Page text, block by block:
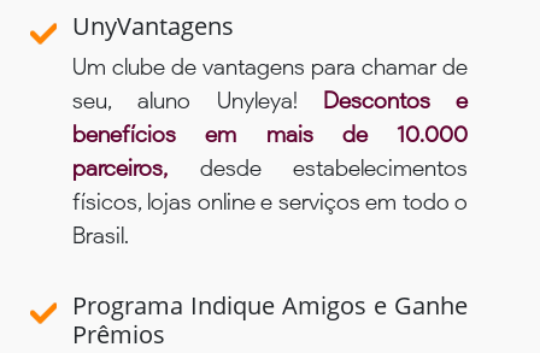
UnyVantagens
Um clube de vantagens para chamar de
seu, aluno Unyleya! Descontos e
benefícios em mais de 10.000
parceiros, desde estabelecimentos
físicos, lojas online e serviços em todo o
Brasil.
Programa Indique Amigos e Ganhe
Prêmios